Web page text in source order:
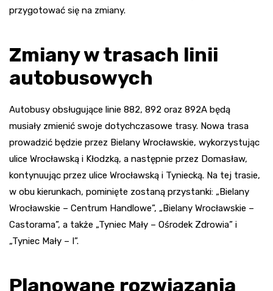
przygotować się na zmiany.
Zmiany w trasach linii
autobusowych
Autobusy obsługujące linie 882, 892 oraz 892A będą
musiały zmienić swoje dotychczasowe trasy. Nowa trasa
prowadzić będzie przez Bielany Wrocławskie, wykorzystując
ulice Wrocławską i Kłodzką, a następnie przez Domasław,
kontynuując przez ulice Wrocławską i Tyniecką. Na tej trasie,
w obu kierunkach, pominięte zostaną przystanki: „Bielany
Wrocławskie – Centrum Handlowe”, „Bielany Wrocławskie –
Castorama”, a także „Tyniec Mały – Ośrodek Zdrowia” i
„Tyniec Mały – I”.
Planowane rozwiązania